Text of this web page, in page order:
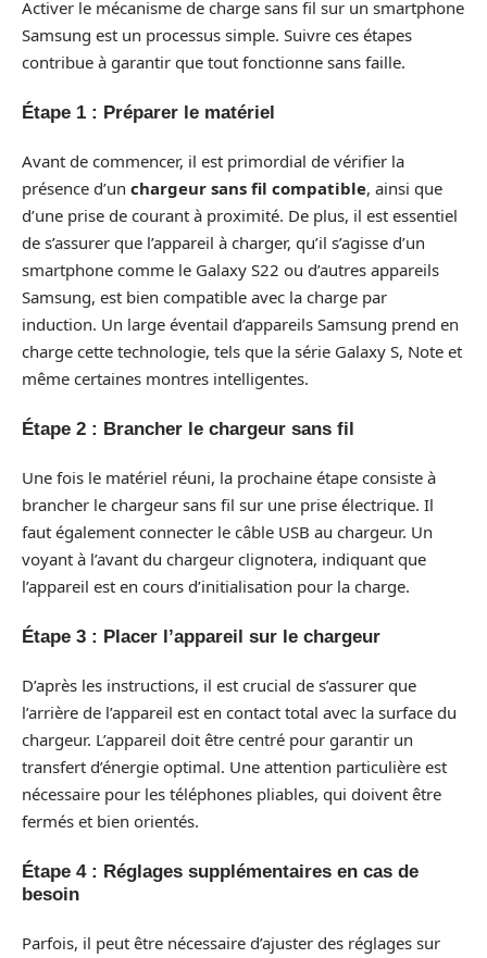
Activer le mécanisme de charge sans fil sur un smartphone
Samsung est un processus simple. Suivre ces étapes
contribue à garantir que tout fonctionne sans faille.
Étape 1 : Préparer le matériel
Avant de commencer, il est primordial de vérifier la
présence d’un chargeur sans fil compatible, ainsi que
d’une prise de courant à proximité. De plus, il est essentiel
de s’assurer que l’appareil à charger, qu’il s’agisse d’un
smartphone comme le Galaxy S22 ou d’autres appareils
Samsung, est bien compatible avec la charge par
induction. Un large éventail d’appareils Samsung prend en
charge cette technologie, tels que la série Galaxy S, Note et
même certaines montres intelligentes.
Étape 2 : Brancher le chargeur sans fil
Une fois le matériel réuni, la prochaine étape consiste à
brancher le chargeur sans fil sur une prise électrique. Il
faut également connecter le câble USB au chargeur. Un
voyant à l’avant du chargeur clignotera, indiquant que
l’appareil est en cours d’initialisation pour la charge.
Étape 3 : Placer l’appareil sur le chargeur
D’après les instructions, il est crucial de s’assurer que
l’arrière de l’appareil est en contact total avec la surface du
chargeur. L’appareil doit être centré pour garantir un
transfert d’énergie optimal. Une attention particulière est
nécessaire pour les téléphones pliables, qui doivent être
fermés et bien orientés.
Étape 4 : Réglages supplémentaires en cas de
besoin
Parfois, il peut être nécessaire d’ajuster des réglages sur